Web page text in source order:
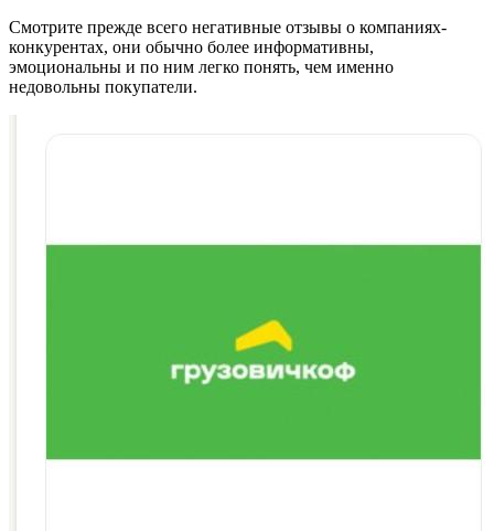
Смотрите прежде всего негативные отзывы о компаниях-
конкурентах, они обычно более информативны,
эмоциональны и по ним легко понять, чем именно
недовольны покупатели.